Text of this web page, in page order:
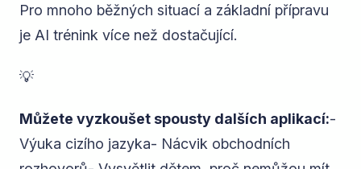
Pro mnoho běžných situací a základní přípravu
je AI trénink více než dostačující.
💡
Můžete vyzkoušet spousty dalších aplikací:-
Výuka cizího jazyka- Nácvik obchodních